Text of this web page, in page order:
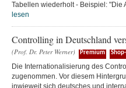
Tabellen wiederholt - Beispiel: "Die
lesen
Controlling in Deutschland
(Prof. Dr. Peter Werner) Premium
Die Internationalisierung des
zugenommen. Vor diesem
inwieweit sich deutsches und